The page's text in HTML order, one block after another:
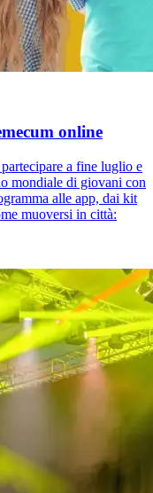
online
a fine luglio e
mondiale di giovani con
alle app, dai kit
muoversi in città: